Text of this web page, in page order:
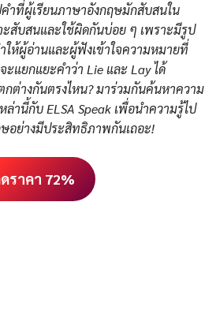
คำที่ผู้เรียนภาษาอังกฤษมักสับสนใน
สับสนและใช้ผิดกันบ่อย ๆ เพราะมีรูป
ห้ผู้อ่านและผู้ฟังเข้าใจความหมายที่
ะแยกแยะคำว่า Lie และ Lay ได้
กต่างกันตรงไหน? มาร่วมกันค้นหาความ
านี้กับ ELSA Speak เพื่อนำความรู้ไป
ษอย่างมีประสิทธิภาพกันเถอะ!
ราคา 72%